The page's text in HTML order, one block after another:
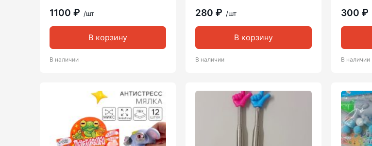
1100 ₽ /шт
В корзину
В наличии
280 ₽ /шт
В корзину
В наличии
300 ₽
В наличии